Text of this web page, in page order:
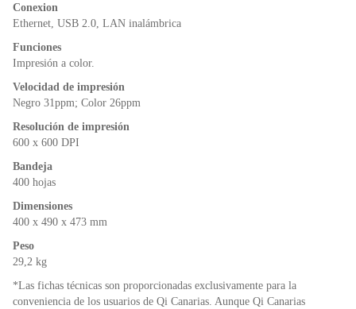
Conexion
Ethernet, USB 2.0, LAN inalámbrica
Funciones
Impresión a color.
Velocidad de impresión
Negro 31ppm; Color 26ppm
Resolución de impresión
600 x 600 DPI
Bandeja
400 hojas
Dimensiones
400 x 490 x 473 mm
Peso
29,2 kg
*Las fichas técnicas son proporcionadas exclusivamente para la
conveniencia de los usuarios de Qi Canarias. Aunque Qi Canarias